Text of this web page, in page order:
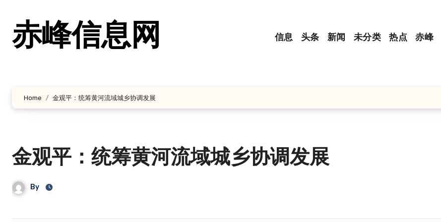
赤峰信息网 信息 头条 新闻 未分类 热点 赤峰
Home 金观平：统筹黄河流域城乡协调发展
金观平：统筹黄河流域城乡协调发展
By